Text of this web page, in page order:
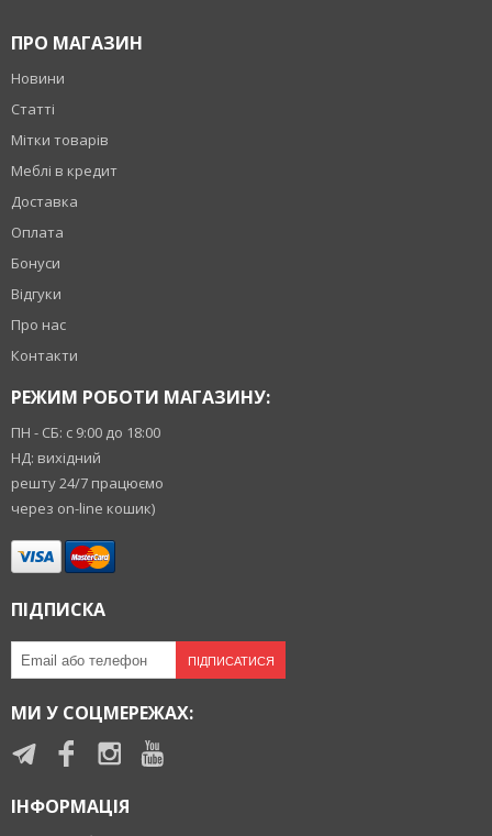
ПРО МАГАЗИН
Новини
Статті
Мітки товарів
Меблі в кредит
Доставка
Оплата
Бонуси
Відгуки
Про нас
Контакти
РЕЖИМ РОБОТИ МАГАЗИНУ:
ПН - СБ: с 9:00 до 18:00
НД: вихідний
решту 24/7 працюємо
через on-line кошик)
ПІДПИСКА
ПІДПИСАТИСЯ
МИ У СОЦМЕРЕЖАХ:
ІНФОРМАЦІЯ